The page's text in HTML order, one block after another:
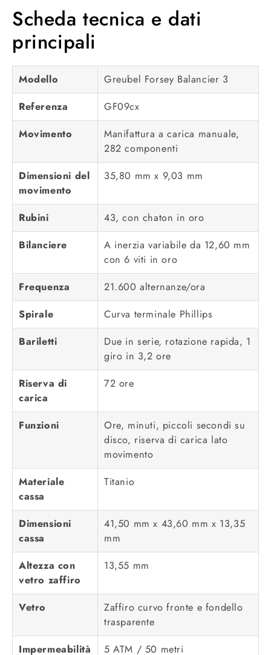
Scheda tecnica e dati
principali
Modello
Greubel Forsey Balancier 3
Referenza
GF09cx
Movimento
Manifattura a carica manuale,
282 componenti
Dimensioni del
movimento
35,80 mm x 9,03 mm
Rubini
43, con chaton in oro
Bilanciere
A inerzia variabile da 12,60 mm
con 6 viti in oro
Frequenza
21.600 alternanze/ora
Spirale
Curva terminale Phillips
Bariletti
Due in serie, rotazione rapida, 1
giro in 3,2 ore
Riserva di
carica
72 ore
Funzioni
Ore, minuti, piccoli secondi su
disco, riserva di carica lato
movimento
Materiale
cassa
Titanio
Dimensioni
cassa
41,50 mm x 43,60 mm x 13,35
mm
Altezza con
vetro zaffiro
13,55 mm
Vetro
Zaffiro curvo fronte e fondello
trasparente
Impermeabilità
5 ATM / 50 metri